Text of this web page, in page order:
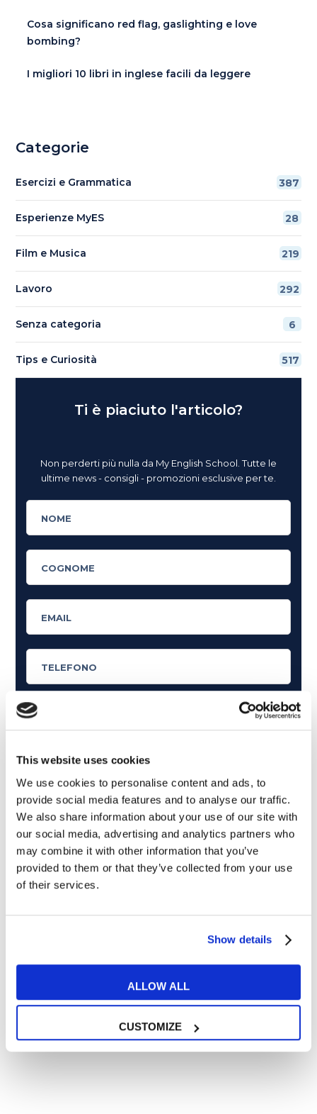
This website uses cookies
We use cookies to personalise content and ads, to
provide social media features and to analyse our traffic.
We also share information about your use of our site with
our social media, advertising and analytics partners who
may combine it with other information that you’ve
provided to them or that they’ve collected from your use
of their services.
Show details
ALLOW ALL
CUSTOMIZE
Cosa significano red flag, gaslighting e love
bombing?
I migliori 10 libri in inglese facili da leggere
Categorie
Esercizi e Grammatica 387
Esperienze MyES 28
Film e Musica 219
Lavoro 292
Senza categoria 6
Tips e Curiosità 517
Ti è piaciuto l'articolo?
Non perderti più nulla da My English School. Tutte le
ultime news - consigli - promozioni esclusive per te.
Cosa ti piace leggere?
Articoli dedicati a inglese nel mondo del lavoro
Articoli con tips e new sulla lingua inglese
Articoli divertenti su film e musica
In quanto di età superiore ai 16 anni, dichiaro di acconsentire
al trattamento dei miei dati personali in conformità
all’informativa privacy
** le sedi contrassegnate con * offrono sempre solo corsi online
RICHIEDI INFORMAZIONI